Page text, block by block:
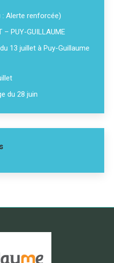
: Alerte renforcée)
– PUY-GUILLAUME
13 juillet à Puy-Guillaume
du 28 juin